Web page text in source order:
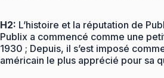
H2: L’histoire et la réputation de
Publix a commencé comme une
1930 ; Depuis, il s’est imposé
américain le plus apprécié pour sa